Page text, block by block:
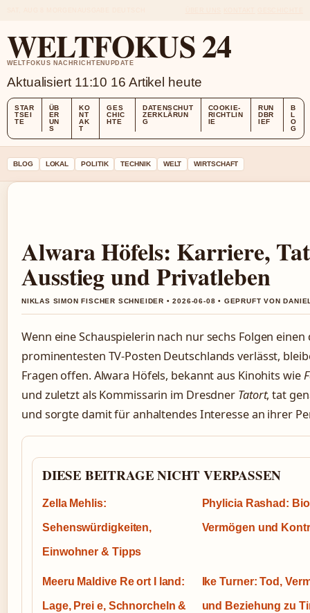
WELTFOKUS 24
WELTFOKUS NACHRICHTENUPDATE
Aktualisiert 11:10 16 Artikel heute
STAR
TSEI
TE
ÜB
ER
UN
S
KO
NT
AK
T
GES
CHIC
HTE
DATENSCHUT
ZERKLÄRUN
G
COOKIE-
RICHTLIN
IE
RUN
DBR
IEF
B
L
O
G
BLOG LOKAL POLITIK TECHNIK WELT WIRTSCHAFT
Alwara Höfels: Karriere,
Ausstieg und Privatleben
NIKLAS SIMON FISCHER SCHNEIDER • 2026-06-08 • GEPRUFT VON
Wenn eine Schauspielerin nach nur sechs Folgen einen
prominentesten TV-Posten Deutschlands verlässt,
Fragen offen. Alwara Höfels, bekannt aus Kinohits wie
und zuletzt als Kommissarin im Dresdner Tatort, tat
und sorgte damit für anhaltendes Interesse an ihrer
DIESE BEITRAGE NICHT VERPASSEN
Zella Mehlis:
Sehenswürdigkeiten,
Einwohner & Tipps
Phylicia Rashad:
Vermögen und
Meeru Maldive Re ort I land:
Lage, Prei e, Schnorcheln &
Ike Turner: Tod,
und Beziehung zu